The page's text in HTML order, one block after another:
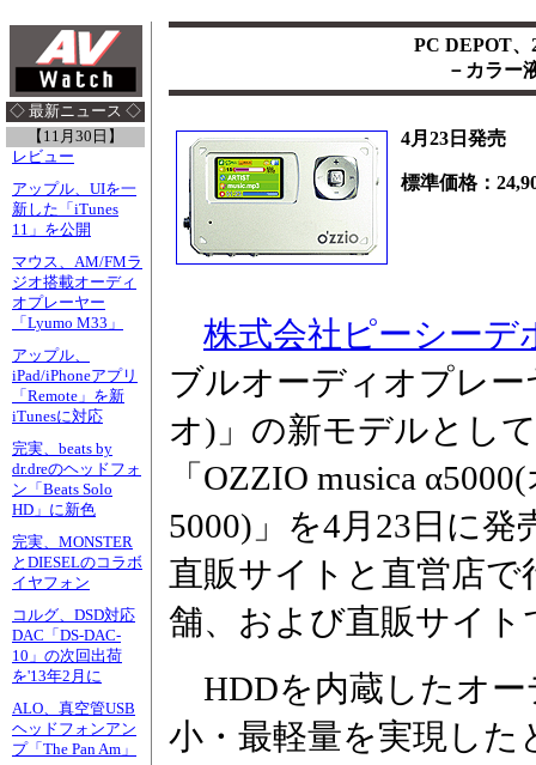
◇ 最新ニュース ◇
【11月30日】
レビュー
アップル、UIを一
新した「iTunes
11」を公開
マウス、AM/FMラ
ジオ搭載オーディ
オプレーヤー
「Lyumo M33」
アップル、
iPad/iPhoneアプリ
「Remote」を新
iTunesに対応
完実、beats by
dr.dreのヘッドフォ
ン「Beats Solo
HD」に新色
完実、MONSTER
とDIESELのコラボ
イヤフォン
コルグ、DSD対応
DAC「DS-DAC-
10」の次回出荷
を'13年2月に
ALO、真空管USB
ヘッドフォンアン
プ「The Pan Am」
PC DEPOT、
－カラー
4月23日発売
標準価格：
株式会社ピーシー
ブルオーディオプレ
オ)」の新モデルとし
「OZZIO musica
5000)」を4月23日に発
直販サイトと直営店で
舗、および直販サイト
HDDを内蔵したオー
小・最軽量を実現した